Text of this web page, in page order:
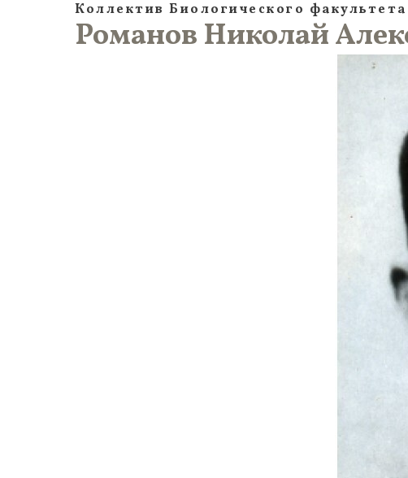
Коллектив Биологического факультета
Романов Николай